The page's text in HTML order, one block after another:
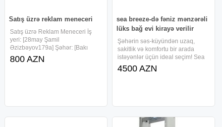
Satış üzrə reklam meneceri
Satış üzrə Reklam Meneceri İş
yeri: [28may Şamil
Əzizbəyov179a] Şəhər: [Bakı
şəhəri] Vəzifə öhdəlikləri: Şirkətin
məhsul və xidmətlərinin satışını
800 AZN
sea breeze-də fəniz mənzərəli
lüks bağ evi kirayə verilir
Şəhərin səs-küyündən uzaq,
sakitlik və komfortu bir arada
istəyənlər üçün ideal seçim! Sea
Breeze, 10-cu dalanda yerləşən
yeni təmirli, geniş və yüksək
4500 AZN